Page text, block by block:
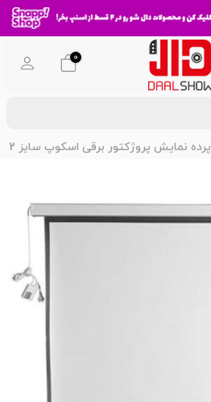
0
پرده نمایش پروژکتور برقی اسکوپ سایز 2*2